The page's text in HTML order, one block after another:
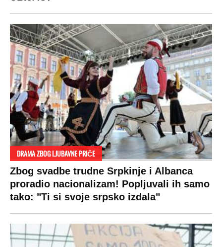
SPREMITE SE
Za posnu slavsku trpezu ove godine treba
izdvojiti ozbiljnu sumu novca: Nečija cela
plata ode na svega 20 gostiju